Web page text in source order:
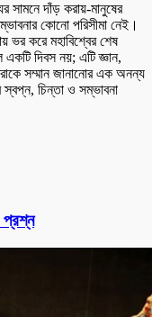
দাঁড় করায়-মানুষের
কোনো পরিসীমা নেই।
ভর করে মহাবিশ্বের শেষ
দিবস নয়; এটি জ্ঞান,
সম্মান জানানোর এক অনন্য
চিন্তা ও সম্ভাবনা
প্রশ্ন